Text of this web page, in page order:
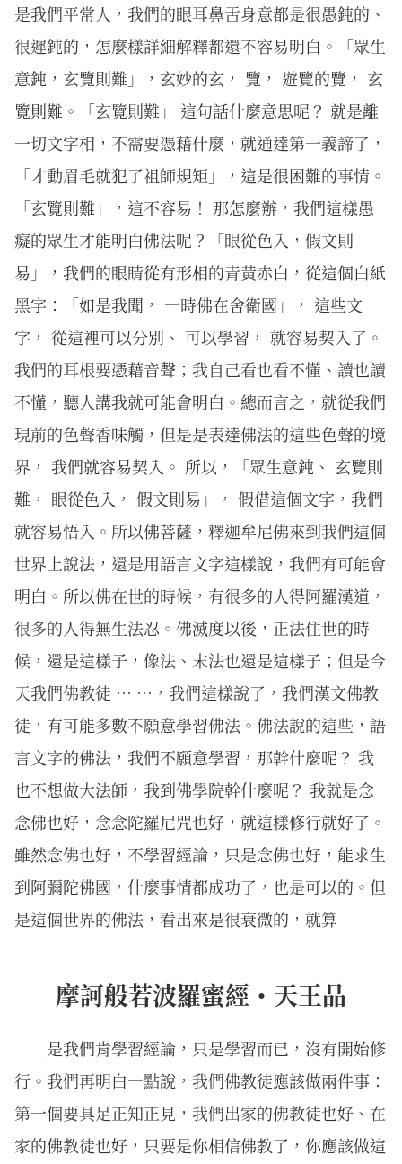
是我們平常人，我們的眼耳鼻舌身意都是很愚鈍的、
很遲鈍的，怎麼樣詳細解釋都還不容易明白。「眾生
意鈍，玄覽則難」，玄妙的玄， 覽， 遊覽的覽， 玄
覽則難。「玄覽則難」 這句話什麼意思呢？ 就是離
一切文字相，不需要憑藉什麼，就通達第一義諦了，
「才動眉毛就犯了祖師規矩」，這是很困難的事情。
「玄覽則難」，這不容易！ 那怎麼辦，我們這樣愚
癡的眾生才能明白佛法呢？「眼從色入，假文則
易」，我們的眼睛從有形相的青黃赤白，從這個白紙
黑字：「如是我聞， 一時佛在舍衛國」， 這些文
字， 從這裡可以分別、 可以學習， 就容易契入了。
我們的耳根要憑藉音聲；我自己看也看不懂、讀也讀
不懂，聽人講我就可能會明白。總而言之，就從我們
現前的色聲香味觸，但是是表達佛法的這些色聲的境
界， 我們就容易契入。 所以，「眾生意鈍、 玄覽則
難， 眼從色入， 假文則易」， 假借這個文字，我們
就容易悟入。所以佛菩薩，釋迦牟尼佛來到我們這個
世界上說法，還是用語言文字這樣說，我們有可能會
明白。所以佛在世的時候，有很多的人得阿羅漢道，
很多的人得無生法忍。佛滅度以後，正法住世的時
候，還是這樣子，像法、末法也還是這樣子；但是今
天我們佛教徒 … …，我們這樣說了，我們漢文佛教
徒，有可能多數不願意學習佛法。佛法說的這些，語
言文字的佛法，我們不願意學習，那幹什麼呢？ 我
也不想做大法師，我到佛學院幹什麼呢？ 我就是念
念佛也好，念念陀羅尼咒也好，就這樣修行就好了。
雖然念佛也好，不學習經論，只是念佛也好，能求生
到阿彌陀佛國，什麼事情都成功了，也是可以的。但
是這個世界的佛法，看出來是很衰微的，就算
摩訶般若波羅蜜經・天王品
是我們肯學習經論，只是學習而已，沒有開始修
行。我們再明白一點說，我們佛教徒應該做兩件事：
第一個要具足正知正見，我們出家的佛教徒也好、在
家的佛教徒也好，只要是你相信佛教了，你應該做這